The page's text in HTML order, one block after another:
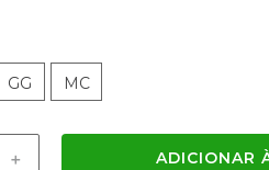
GG MC
＋ ADICIONAR